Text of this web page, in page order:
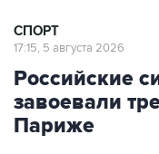
СПОРТ
17:15, 5 августа 2026
Российские
завоевали
Париже